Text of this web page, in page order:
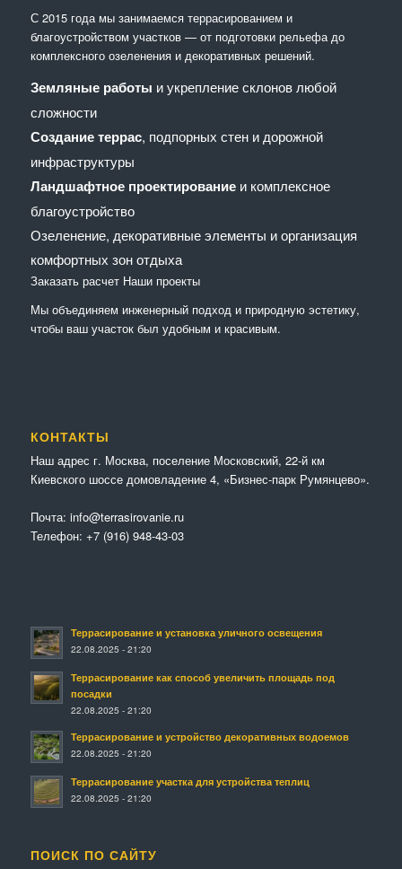
С 2015 года мы занимаемся террасированием и
благоустройством участков — от подготовки рельефа до
комплексного озеленения и декоративных решений.
Земляные работы и укрепление склонов любой
сложности
Создание террас, подпорных стен и дорожной
инфраструктуры
Ландшафтное проектированиеи комплексное
благоустройство
Озеленение, декоративные элементы и организация
комфортных зон отдыха
Заказать расчет Наши проекты
Мы объединяем инженерный подход и природную эстетику,
чтобы ваш участок был удобным и красивым.
КОНТАКТЫ
Наш адрес г. Москва, поселение Московский, 22-й км
Киевского шоссе домовладение 4, «Бизнес-парк Румянцево».
Почта: info@terrasirovanie.ru
Телефон: +7 (916) 948-43-03
Террасирование и установка уличного освещения
22.08.2025 - 21:20
Террасирование как способ увеличить площадь под
посадки
22.08.2025 - 21:20
Террасирование и устройство декоративных водоемов
22.08.2025 - 21:20
Террасирование участка для устройства теплиц
22.08.2025 - 21:20
ПОИСК ПО САЙТУ